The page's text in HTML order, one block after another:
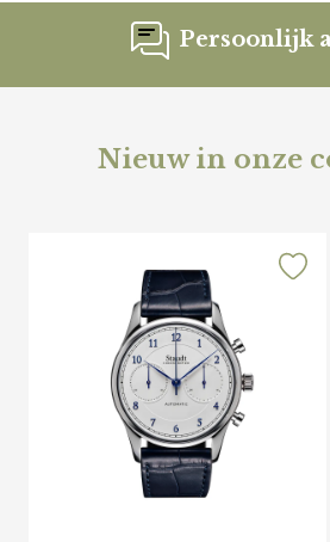
Persoonlijk
Nieuw in onze